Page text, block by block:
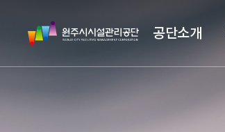
원
주
시
관
공단소개